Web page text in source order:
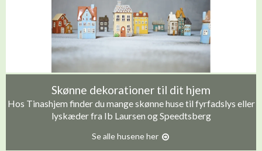
Skønne dekorationer til dit hjem
Hos Tinashjem finder du mange skønne huse til fyrfadslys eller
lyskæder fra Ib Laursen og Speedtsberg
Se alle husene her